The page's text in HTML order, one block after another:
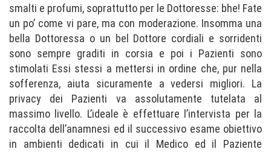
smalti e profumi, soprattutto per le Dottoresse: bhe! Fate
un po’ come vi pare, ma con moderazione. Insomma una
bella Dottoressa o un bel Dottore cordiali e sorridenti
sono sempre graditi in corsia e poi i Pazienti sono
stimolati Essi stessi a mettersi in ordine che, pur nella
sofferenza, aiuta sicuramente a vedersi migliori. La
privacy dei Pazienti va assolutamente tutelata al
massimo livello. L’ideale è effettuare l’intervista per la
raccolta dell’anamnesi ed il successivo esame obiettivo
in ambienti dedicati in cui il Medico ed il Paziente